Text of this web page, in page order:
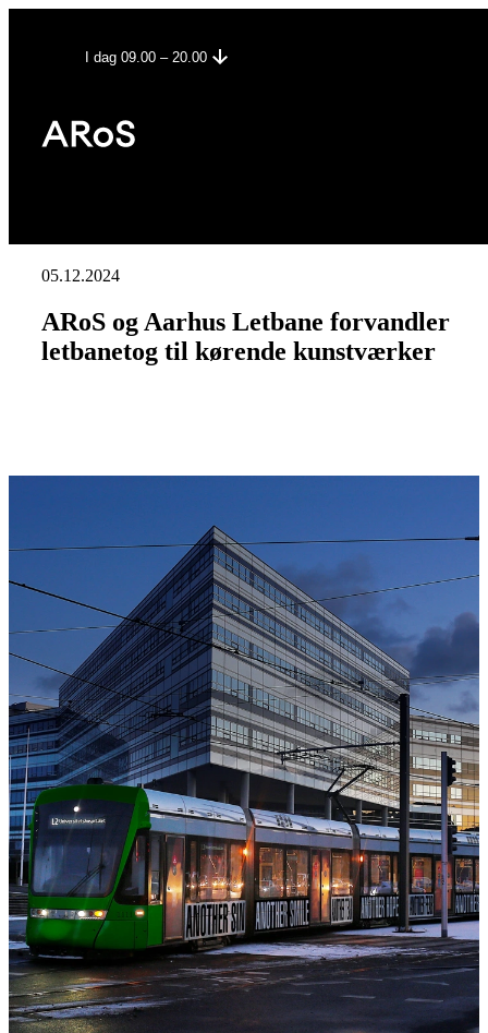
I dag 09.00 – 20.00
05.12.2024
ARoS og Aarhus Letbane forvandler
letbanetog til kørende kunstværker